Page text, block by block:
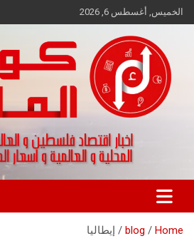
Skip
to
الخميس, أغسطس 6, 2026
كواليس المال
اخبار اقتصاد فلسطين و العالم و تقارير
Home
blog إيطاليا